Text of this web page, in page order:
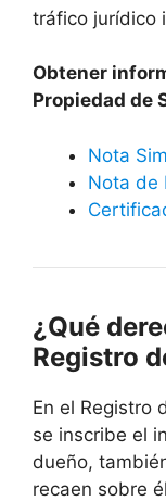
tráfico jurídico
Obtener
Propiedad de
Nota
Nota de
¿Qué
Registro
En el Registro
se inscribe el
dueño,
recaen sobre